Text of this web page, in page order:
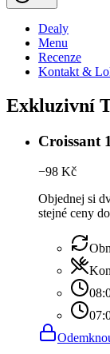
Dealy
Menu
Recenze
Kontakt &
Exkluzivní
Croissant
−98 Kč
Objednej si
stejné ceny